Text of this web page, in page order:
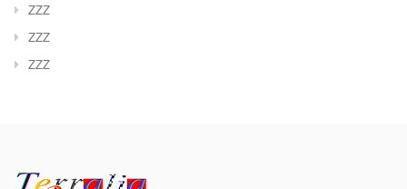
ZZZ
ZZZ
ZZZ